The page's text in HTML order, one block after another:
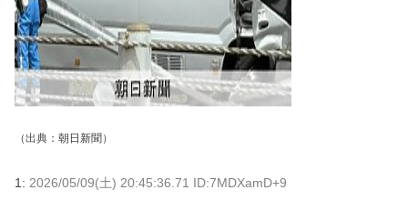
（出典： 朝日新聞 ）
1: 2026/05/09(土) 20:45:36.71 ID:7MDXamD+9